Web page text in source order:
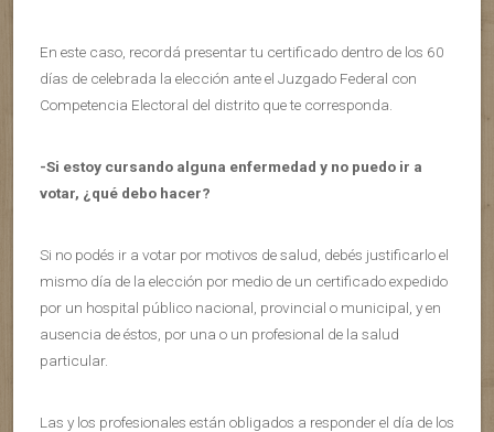
En este caso, recordá presentar tu certificado dentro de los 60
días de celebrada la elección ante el Juzgado Federal con
Competencia Electoral del distrito que te corresponda.
-Si estoy cursando alguna enfermedad y no puedo ir a
votar, ¿qué debo hacer?
Si no podés ir a votar por motivos de salud, debés justificarlo el
mismo día de la elección por medio de un certificado expedido
por un hospital público nacional, provincial o municipal, y en
ausencia de éstos, por una o un profesional de la salud
particular.
Las y los profesionales están obligados a responder el día de los